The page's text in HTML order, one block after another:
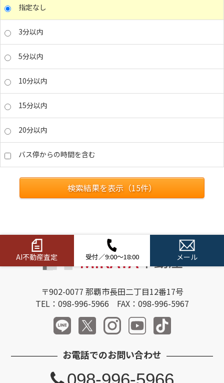
指定なし
3分以内
5分以内
10分以内
15分以内
20分以内
バス停からの時間を含む
検索結果を表示（15件）
AI不動産査定 受付／9:00～18:00 メール
〒902-0077 那覇市長田二丁目12番17号
TEL：098-996-5966 FAX：098-996-5967
お電話でのお問い合わせ